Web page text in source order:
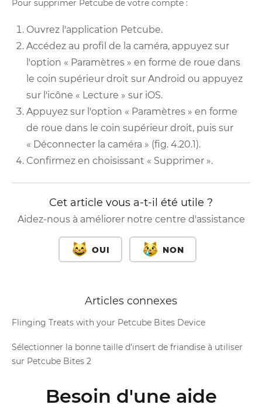
Pour supprimer Petcube de votre compte :
Ouvrez l'application Petcube.
Accédez au profil de la caméra, appuyez sur
l'option « Paramètres » en forme de roue dans
le coin supérieur droit sur Android ou appuyez
sur l'icône « Lecture » sur iOS.
Appuyez sur l'option « Paramètres » en forme
de roue dans le coin supérieur droit, puis sur
« Déconnecter la caméra » (fig. 4.20.1).
Confirmez en choisissant « Supprimer ».
Cet article vous a-t-il été utile ?
Aidez-nous à améliorer notre centre d'assistance
OUI NON
Articles connexes
Flinging Treats with your Petcube Bites Device
Sélectionner la bonne taille d'insert de friandise à utiliser
sur Petcube Bites 2
Besoin d'une aide